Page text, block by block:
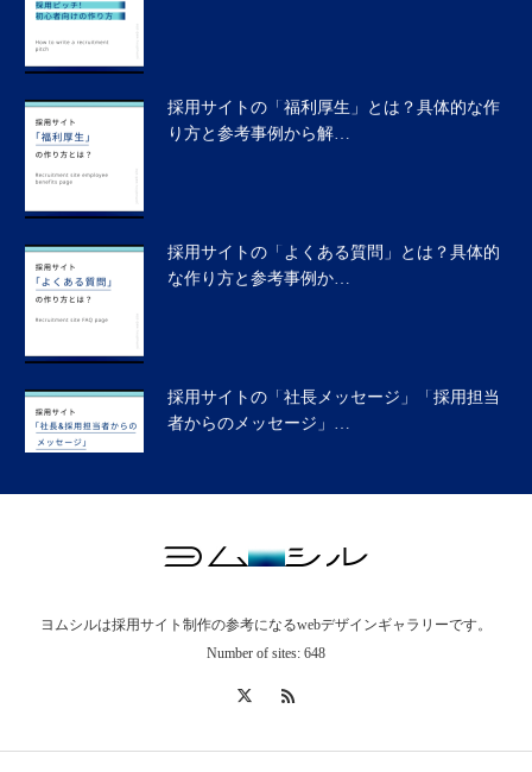
採用サイトの「データで見る〇〇」とは？具
体的な作り方と参考事…
ヨムシルは採用サイト制作の参考になるwebデザインギャラリーです。
Number of sites: 648